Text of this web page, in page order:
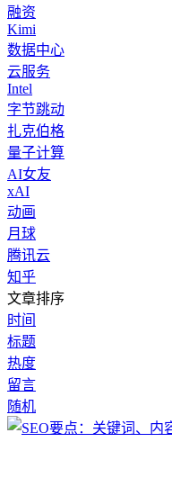
融资
Kimi
数据中心
云服务
Intel
字节跳动
扎克伯格
量子计算
AI女友
xAI
动画
月球
腾讯云
知乎
文章排序
时间
标题
热度
留言
随机